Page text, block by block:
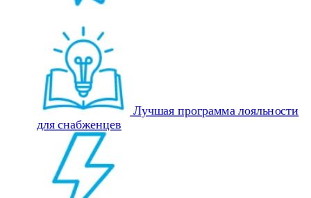
Лучшая программа лояльности
для снабженцев